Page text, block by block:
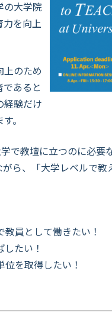
大学院
を向上
のため
あると
経験だけ
。
で教壇に立つのに必要
ら、「大学レベルで
教員として働きたい！
したい！
位を取得したい！